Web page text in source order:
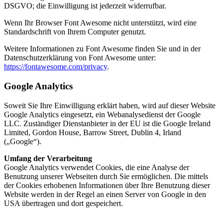
DSGVO; die Einwilligung ist jederzeit widerrufbar.
Wenn Ihr Browser Font Awesome nicht unterstützt, wird eine
Standardschrift von Ihrem Computer genutzt.
Weitere Informationen zu Font Awesome finden Sie und in der
Datenschutzerklärung von Font Awesome unter:
https://fontawesome.com/privacy.
Google Analytics
Soweit Sie Ihre Einwilligung erklärt haben, wird auf dieser Website
Google Analytics eingesetzt, ein Webanalysedienst der Google
LLC. Zuständiger Dienstanbieter in der EU ist die Google Ireland
Limited, Gordon House, Barrow Street, Dublin 4, Irland
(„Google“).
Umfang der Verarbeitung
Google Analytics verwendet Cookies, die eine Analyse der
Benutzung unserer Webseiten durch Sie ermöglichen. Die mittels
der Cookies erhobenen Informationen über Ihre Benutzung dieser
Website werden in der Regel an einen Server von Google in den
USA übertragen und dort gespeichert.